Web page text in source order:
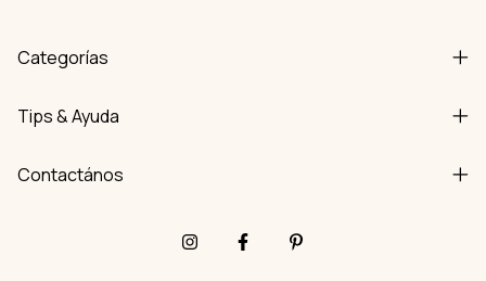
Categorías
Tips & Ayuda
Contactános